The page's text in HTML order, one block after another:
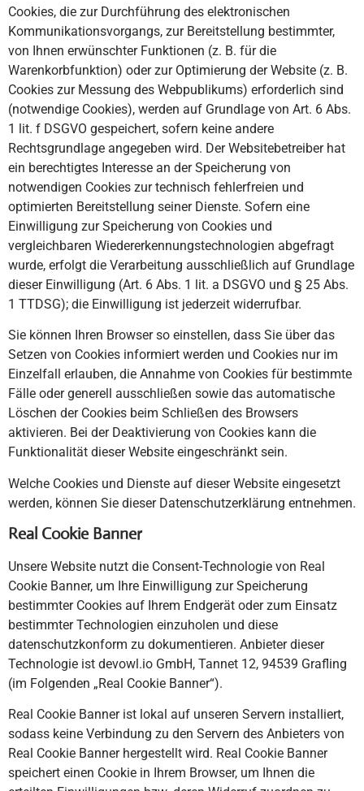
Cookies, die zur Durchführung des elektronischen
Kommunikationsvorgangs, zur Bereitstellung bestimmter,
von Ihnen erwünschter Funktionen (z. B. für die
Warenkorbfunktion) oder zur Optimierung der Website (z. B.
Cookies zur Messung des Webpublikums) erforderlich sind
(notwendige Cookies), werden auf Grundlage von Art. 6 Abs.
1 lit. f DSGVO gespeichert, sofern keine andere
Rechtsgrundlage angegeben wird. Der Websitebetreiber hat
ein berechtigtes Interesse an der Speicherung von
notwendigen Cookies zur technisch fehlerfreien und
optimierten Bereitstellung seiner Dienste. Sofern eine
Einwilligung zur Speicherung von Cookies und
vergleichbaren Wiedererkennungstechnologien abgefragt
wurde, erfolgt die Verarbeitung ausschließlich auf Grundlage
dieser Einwilligung (Art. 6 Abs. 1 lit. a DSGVO und § 25 Abs.
1 TTDSG); die Einwilligung ist jederzeit widerrufbar.
Sie können Ihren Browser so einstellen, dass Sie über das
Setzen von Cookies informiert werden und Cookies nur im
Einzelfall erlauben, die Annahme von Cookies für bestimmte
Fälle oder generell ausschließen sowie das automatische
Löschen der Cookies beim Schließen des Browsers
aktivieren. Bei der Deaktivierung von Cookies kann die
Funktionalität dieser Website eingeschränkt sein.
Welche Cookies und Dienste auf dieser Website eingesetzt
werden, können Sie dieser Datenschutzerklärung entnehmen.
Real Cookie Banner
Unsere Website nutzt die Consent-Technologie von Real
Cookie Banner, um Ihre Einwilligung zur Speicherung
bestimmter Cookies auf Ihrem Endgerät oder zum Einsatz
bestimmter Technologien einzuholen und diese
datenschutzkonform zu dokumentieren. Anbieter dieser
Technologie ist devowl.io GmbH, Tannet 12, 94539 Grafling
(im Folgenden „Real Cookie Banner“).
Real Cookie Banner ist lokal auf unseren Servern installiert,
sodass keine Verbindung zu den Servern des Anbieters von
Real Cookie Banner hergestellt wird. Real Cookie Banner
speichert einen Cookie in Ihrem Browser, um Ihnen die